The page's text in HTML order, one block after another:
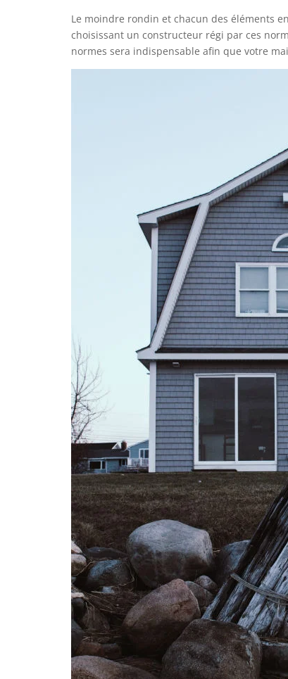
Le moindre rondin et chacun des éléments
choisissant un constructeur régi par ces
normes sera indispensable afin que votre